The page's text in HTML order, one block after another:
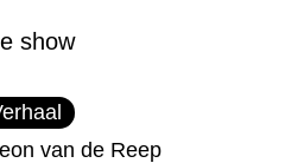
show
van de Reep